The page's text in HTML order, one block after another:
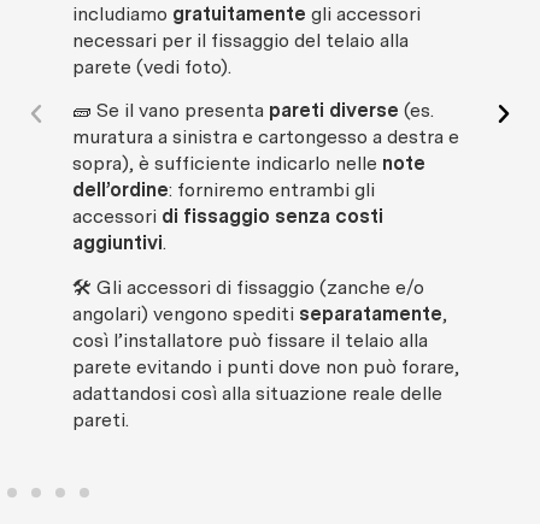
includiamo gratuitamente gli accessori
necessari per il fissaggio del telaio alla
parete (vedi foto).
🧱 Se il vano presenta pareti diverse (es.
muratura a sinistra e cartongesso a destra e
sopra), è sufficiente indicarlo nelle note
dell’ordine: forniremo entrambi gli
accessori di fissaggio senza costi
aggiuntivi.
🛠 Gli accessori di fissaggio (zanche e/o
angolari) vengono spediti separatamente,
così l’installatore può fissare il telaio alla
parete evitando i punti dove non può forare,
adattandosi così alla situazione reale delle
pareti.
ℹ️